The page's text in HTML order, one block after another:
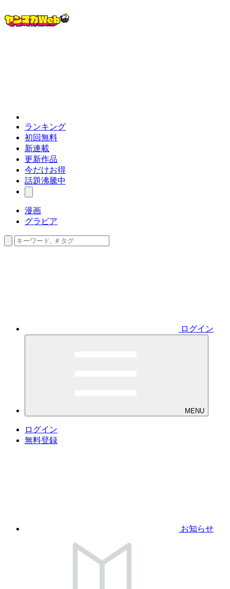
ランキング
初回無料
新連載
更新作品
今だけお得
話題沸騰中
漫画
グラビア
ログイン
MENU
ログイン
無料登録
お知らせ